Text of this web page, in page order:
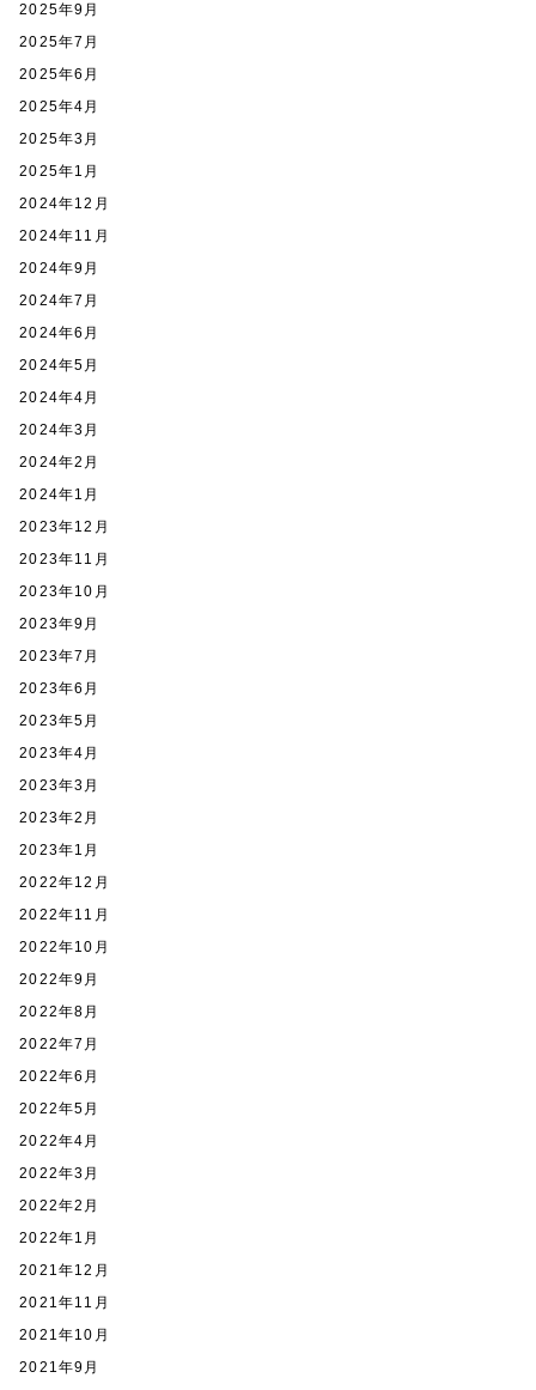
2025年9月
2025年7月
2025年6月
2025年4月
2025年3月
2025年1月
2024年12月
2024年11月
2024年9月
2024年7月
2024年6月
2024年5月
2024年4月
2024年3月
2024年2月
2024年1月
2023年12月
2023年11月
2023年10月
2023年9月
2023年7月
2023年6月
2023年5月
2023年4月
2023年3月
2023年2月
2023年1月
2022年12月
2022年11月
2022年10月
2022年9月
2022年8月
2022年7月
2022年6月
2022年5月
2022年4月
2022年3月
2022年2月
2022年1月
2021年12月
2021年11月
2021年10月
2021年9月